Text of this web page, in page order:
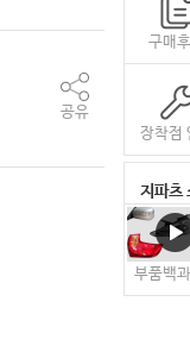
공유
구매
장착점
지파츠
부품백